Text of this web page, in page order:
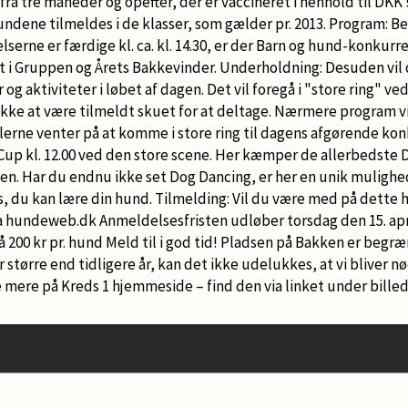
tilmeldes i de klasser, som gælder pr. 2013. Program:
er færdige kl. ca. kl. 14.30, er der Barn og hund-
i Gruppen og Årets Bakkevinder. Underholdning: Desuden
aktiviteter i løbet af dagen. Det vil foregå i "store ring"
at være tilmeldt skuet for at deltage. Nærmere program
venter på at komme i store ring til dagens afgørende
kl. 12.00 ved den store scene. Her kæmper de allerbedste
Har du endnu ikke set Dog Dancing, er her en unik
du kan lære din hund. Tilmelding: Vil du være med på dette
Anmeldelsesfristen udløber torsdag den 15.
200 kr pr. hund Meld til i god tid! Pladsen på Bakken er
end tidligere år, kan det ikke udelukkes, at vi bliver
på Kreds 1 hjemmeside – find den via linket under